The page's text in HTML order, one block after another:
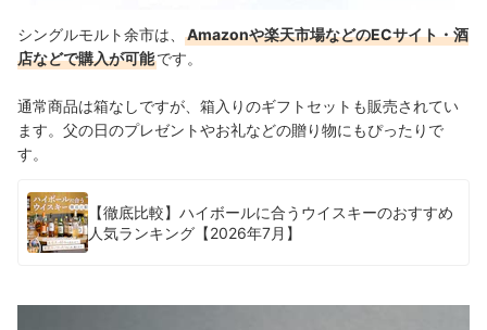
シングルモルト余市は、
Amazonや楽天市場などのECサイト・酒
店などで購入が可能です。
通常商品は箱なしですが、箱入りのギフトセットも販売されてい
ます。父の日のプレゼントやお礼などの贈り物にもぴったりで
す。
【徹底比較】ハイボールに合うウイスキーのおすすめ
人気ランキング【2026年7月】